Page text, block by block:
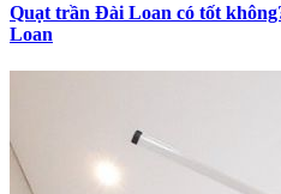
Quạt trần Đài Loan có tốt
Loan